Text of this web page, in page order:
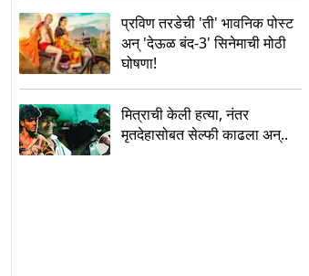
प्रविण तरडेची 'ती' भावनिक पोस्ट
अन् 'देऊळ बंद-3' सिनेमाची मोठी
घोषणा!
मित्राची केली हत्या, नंतर
मृतदेहासोबत सेल्फी काढला अन्..